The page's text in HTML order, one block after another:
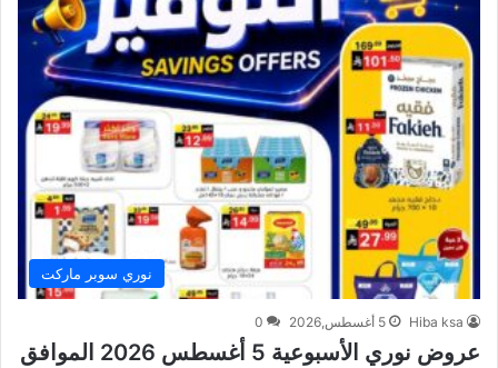
نوري سوبر ماركت
Hiba ksa 5 أغسطس,2026 0
عروض نوري الأسبوعية 5 أغسطس 2026 الموافق